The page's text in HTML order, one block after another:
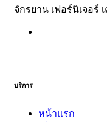
จักรยาน เฟอร์นิเจอร์
บริการ
หน้าแรก